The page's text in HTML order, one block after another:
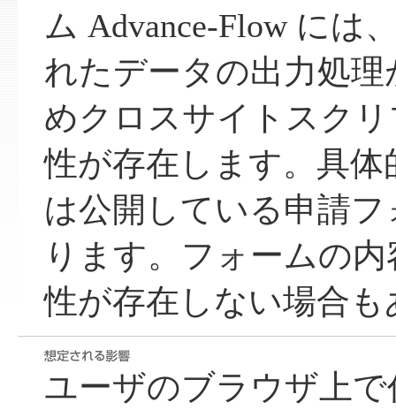
ム Advance-Flow には
れたデータの出力処
めクロスサイトスク
性が存在します。具体
は公開している申請
ります。フォームの
性が存在しない場合も
ユーザのブラウザ上